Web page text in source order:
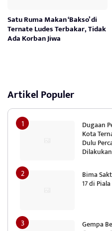
Satu Ruma Makan ‘Bakso’ di
Ternate Ludes Terbakar, Tidak
Ada Korban Jiwa
Artikel Populer
Dugaan
Kota
Dulu
Bima
17 di
Gempa